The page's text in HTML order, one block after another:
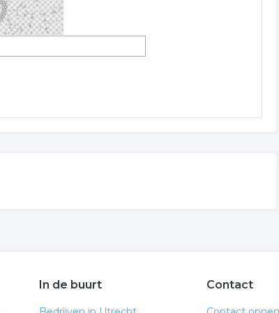
In de buurt Contact